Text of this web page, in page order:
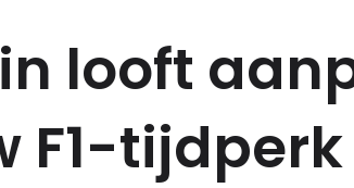
looft
F1-tijdperk